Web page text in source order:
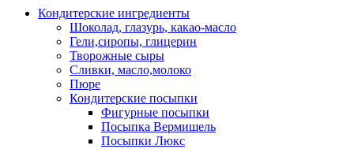
Кондитерские ингредиенты
Шоколад, глазурь, какао-масло
Гели,сиропы, глицерин
Творожные сыры
Сливки, масло,молоко
Пюре
Кондитерские посыпки
Фигурные посыпки
Посыпка Вермишель
Посыпки Люкс